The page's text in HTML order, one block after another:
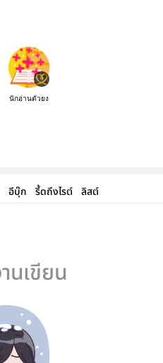
นักอ่านตัวยง
อีบุ๊ก รี้ดถึงไรต์ ลิสต์
นเขียน